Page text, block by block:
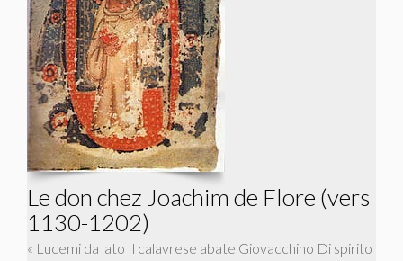
Le don chez Joachim de Flore (vers
1130-1202)
« Lucemi da lato Il calavrese abate Giovacchino Di spirito